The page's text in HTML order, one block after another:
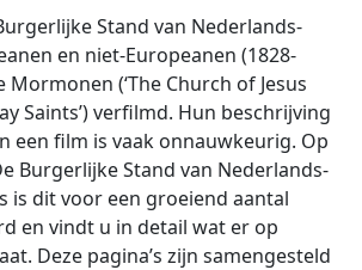
Stand van Nederlands-
en niet-Europeanen (1828-
Mormonen (‘The Church of Jesus
Saints’) verfilmd. Hun beschrijving
een film is vaak onnauwkeurig. Op
Burgerlijke Stand van Nederlands-
is dit voor een groeiend aantal
en vindt u in detail wat er op
Deze pagina’s zijn samengesteld